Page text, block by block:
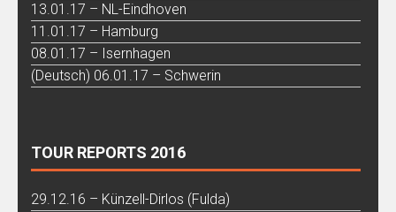
13.01.17 – NL-Eindhoven
11.01.17 – Hamburg
08.01.17 – Isernhagen
(Deutsch) 06.01.17 – Schwerin
TOUR REPORTS 2016
29.12.16 – Künzell-Dirlos (Fulda)